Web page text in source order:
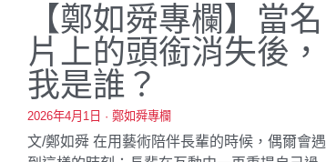
【鄭如舜專欄】當名
片上的頭銜消失後，
我是誰？
2026年4月1日 · 鄭如舜專欄
文/鄭如舜 在用藝術陪伴長輩的時候，偶爾會遇